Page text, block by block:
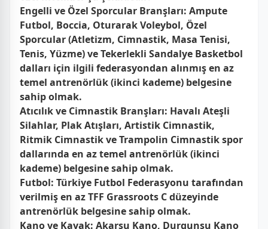
Engelli ve Özel Sporcular Branşları: Ampute
Futbol, Boccia, Oturarak Voleybol, Özel
Sporcular (Atletizm, Cimnastik, Masa Tenisi,
Tenis, Yüzme) ve Tekerlekli Sandalye Basketbol
dalları için ilgili federasyondan alınmış en az
temel antrenörlük (ikinci kademe) belgesine
sahip olmak.
Atıcılık ve Cimnastik Branşları: Havalı Ateşli
Silahlar, Plak Atışları, Artistik Cimnastik,
Ritmik Cimnastik ve Trampolin Cimnastik spor
dallarında en az temel antrenörlük (ikinci
kademe) belgesine sahip olmak.
Futbol: Türkiye Futbol Federasyonu tarafından
verilmiş en az TFF Grassroots C düzeyinde
antrenörlük belgesine sahip olmak.
Kano ve Kayak: Akarsu Kano, Durgunsu Kano